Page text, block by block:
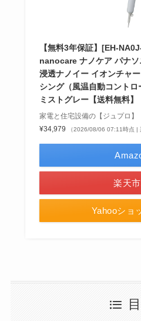
【無料3年保証】[EH-
nanocare ナノケア パナ
浸透ナノイー イオンチャ
シング（風温自動コント
ミストグレー【送料無料】
家電と住宅設備の【ジュプロ】
¥34,979
（2026/08/06 07:11時点 |
楽天
Yahooショ